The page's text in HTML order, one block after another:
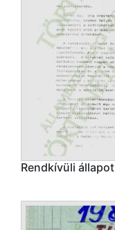
Rendkívüli állapot